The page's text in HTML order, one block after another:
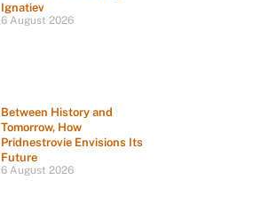
Ignatiev
6 August 2026
Between History and
Tomorrow, How
Pridnestrovie Envisions Its
Future
6 August 2026